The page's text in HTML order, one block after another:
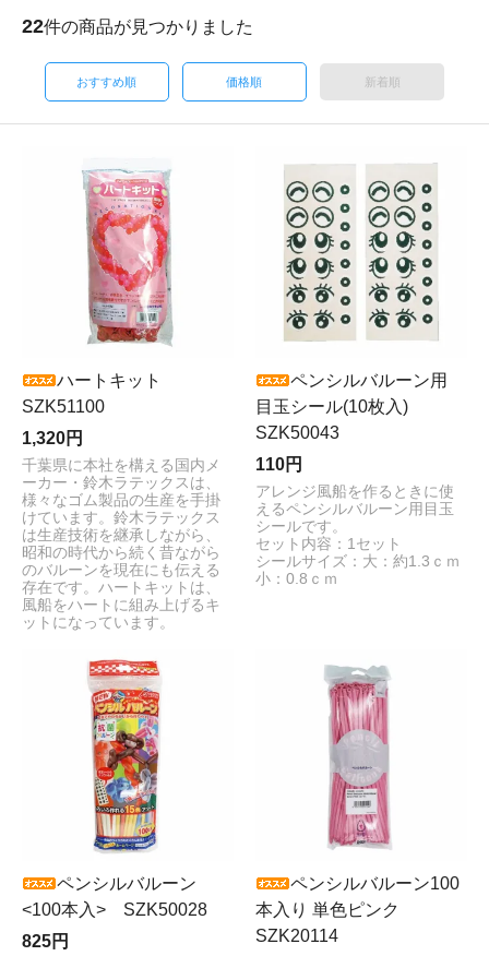
22件の商品が見つかりました
おすすめ順 価格順 新着順
ハートキット
SZK51100
1,320円
千葉県に本社を構える国内メ
ーカー・鈴木ラテックスは、
様々なゴム製品の生産を手掛
けています。鈴木ラテックス
は生産技術を継承しながら、
昭和の時代から続く昔ながら
のバルーンを現在にも伝える
存在です。ハートキットは、
風船をハートに組み上げるキ
ットになっています。
ペンシルバルーン用
目玉シール(10枚入)
SZK50043
110円
アレンジ風船を作るときに使
えるペンシルバルーン用目玉
シールです。
セット内容：1セット
シールサイズ：大：約1.3ｃｍ
小：0.8ｃｍ
ペンシルバルーン
<100本入> SZK50028
825円
ペンシルバルーン100
本入り 単色ピンク
SZK20114